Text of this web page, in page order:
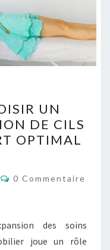
UN
DE CILS
OPTIMAL
C
N
A
0 Commentaire
des soins
joue un rôle